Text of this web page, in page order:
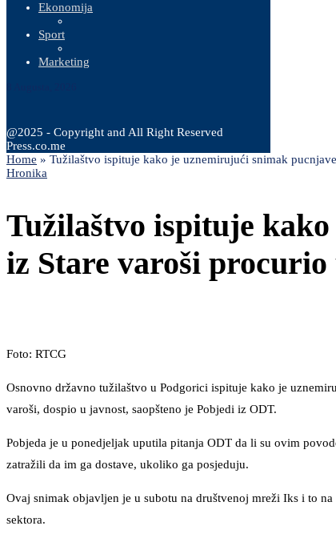
Ekonomija
Sport
Marketing
@2025 - Copyright and All Right Reserved
Press.co.me
Home » Tužilaštvo ispituje kako je uznemirujući snimak
Hronika
Tužilaštvo ispituje
iz Stare varoši procurio
Foto: RTCG
Osnovno državno tužilaštvo u Podgorici ispituje kako je
varoši, dospio u javnost, saopšteno je Pobjedi iz ODT.
Pobjeda je u ponedjeljak uputila pitanja ODT da li su ovim
zatražili da im ga dostave, ukoliko ga posjeduju.
Ovaj snimak objavljen je u subotu na društvenoj mreži Iks i to
sektora.